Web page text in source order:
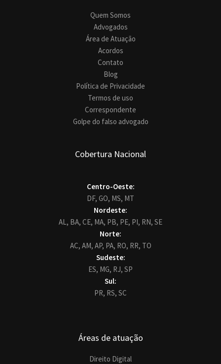
Quem Somos
Advogados
Área de Atuação
Acordos
Contato
Blog
Política de Privacidade
Termos de uso
Correspondente
Golpe do falso advogado
Cobertura Nacional
Centro-Oeste:
DF, GO, MS, MT
Nordeste:
AL, BA, CE, MA, PB, PE, PI, RN, SE
Norte:
AC, AM, AP, PA, RO, RR, TO
Sudeste:
ES, MG, RJ, SP
Sul:
PR, RS, SC
Áreas de atuação
Direito Digital